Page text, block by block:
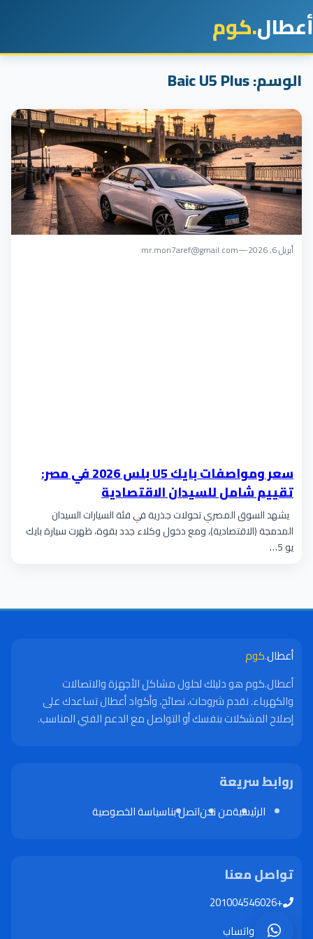
أعطال.كوم
الوسم:Baic U5 Plus
أبريل 6, 2026 —
mr.mon7aref@gmail.com
سعر ومواصفات بايك U5 بلس 2026 في مصر:
تقييم شامل للسيدان الاقتصادية
يشهد السوق المصري تحولات جذرية في فئة السيارات السيدان
المدمجة (الاقتصادية)، ومع دخول وكلاء جدد بقوة، ظهرت سيارة بايك
يو 5…
أعطال.كوم
أعطال.كوم هو دليلك لحلول مشاكل الأجهزة والاتصالات
والكهرباء. نقدم شروحات، نصائح، وأكواد أعطال تساعدك على
إصلاح المشكلات بنفسك أو التواصل مع الدعم الفني المناسب.
روابط سريعة
الرئيسيةمن نحناتصل بناسياسة الخصوصية
تواصل معنا
+201004546026
واتساب